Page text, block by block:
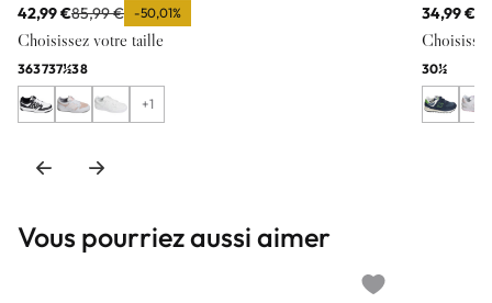
42,99 €85,99 € -50,01%
Choisissez votre taille
363737½38
+1
34,99 €
30½
Vous pourriez aussi aimer